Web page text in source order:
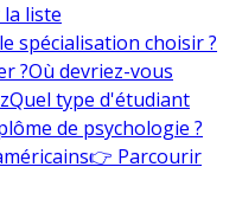
liste
spécialisation choisir ?
?Où devriez-vous
Quel type d'étudiant
de psychologie ?
👉 Parcourir